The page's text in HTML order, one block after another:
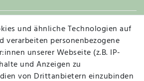
Widerruf
und ähnliche Technologien auf
verarbeiten personenbezogene
unserer Webseite (z.B. IP-
und Anzeigen zu
von Drittanbietern einzubinden